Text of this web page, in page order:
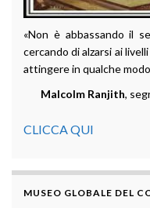
«Non è abbassando il
cercando di alzarsi ai
attingere in qualche
Malcolm Ranjith,
CLICCA QUI
MUSEO GLOBALE DEL